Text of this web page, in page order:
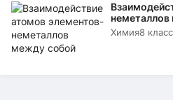
Химия8 класс